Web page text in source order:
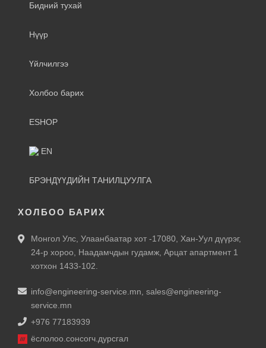
Бидний тухай
Нүүр
Үйлчилгээ
Холбоо барих
ESHOP
EN
БРЭНДҮҮДИЙН ТАНИЛЦУУЛГА
ХОЛБОО БАРИХ
Монгол Улс, Улаанбаатар хот -17080, Хан-Уул дүүрэг,
24-р хороо, Наадамчдын гудамж, Арцат апартмент 1
хотхон 1433-102.
info@engineering-service.mn, sales@engineering-
service.mn
+976 77183939
ёслолоо.сонсогч.дурсгал